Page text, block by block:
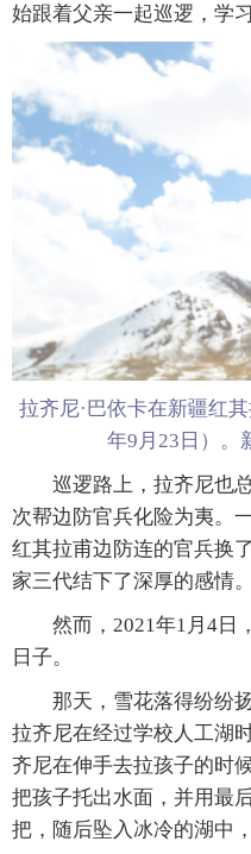
始跟着父亲一起巡逻，学
拉齐尼·巴依卡在新疆红
年9月23日）。
巡逻路上，拉齐尼也总
次帮边防官兵化险为夷。
红其拉甫边防连的官兵换
家三代结下了深厚的感情。
然而，2021年1月4日
日子。
那天，雪花落得纷纷扬
拉齐尼在经过学校人工湖
齐尼在伸手去拉孩子的时
把孩子托出水面，并用最
把，随后坠入冰冷的湖中